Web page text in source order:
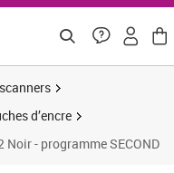
d’encre
- programme SECOND